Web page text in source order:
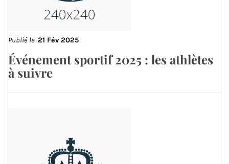
Publié le 21 Fév 2025
Événement sportif 2025 : les athlètes
à suivre